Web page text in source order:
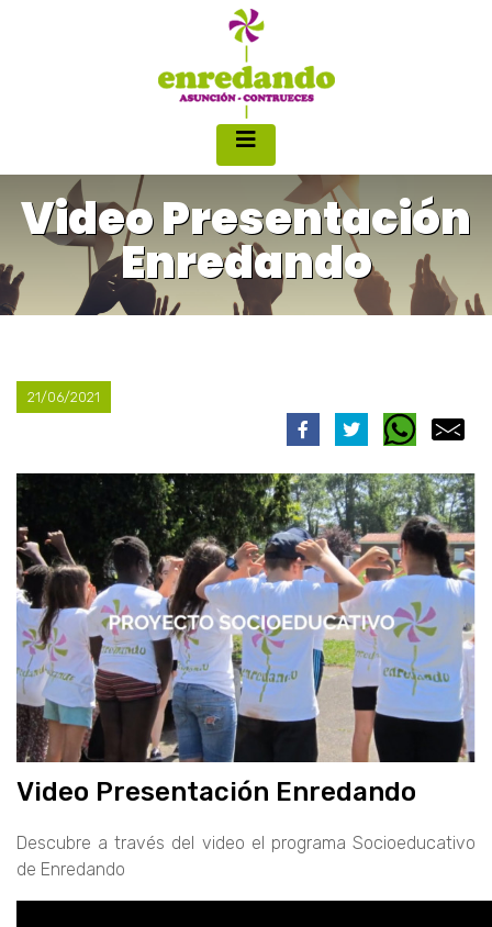
Video Presentación
Enredando
21/06/2021
Video Presentación Enredando
Descubre a través del video el programa Socioeducativo
de Enredando